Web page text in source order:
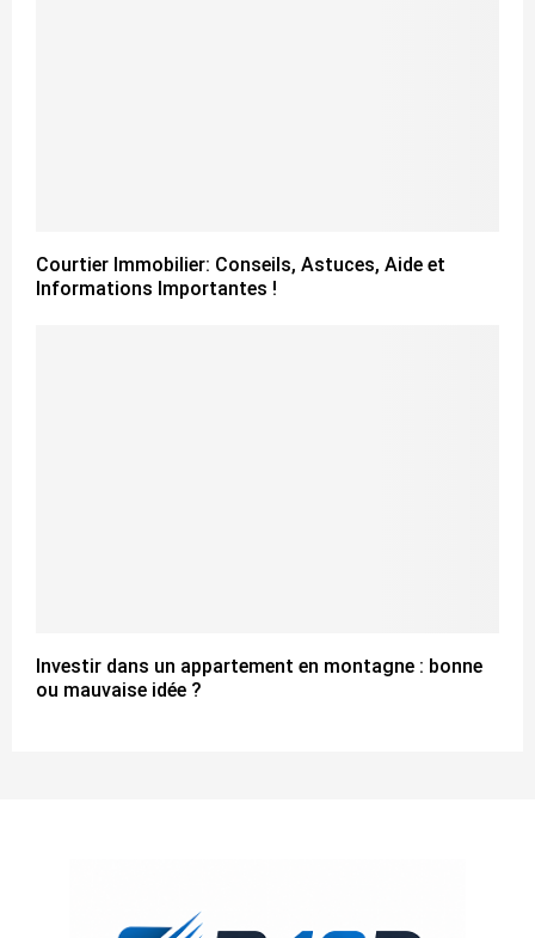
Courtier Immobilier: Conseils, Astuces, Aide et
Informations Importantes !
Investir dans un appartement en montagne : bonne
ou mauvaise idée ?